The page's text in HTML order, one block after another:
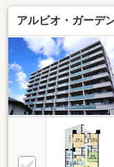
え、室内は
一新され、
入・買い替
ご相談くだ
たは資料請
アルビオ・ガーデ